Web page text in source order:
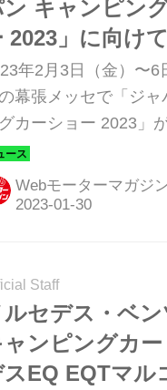
キャンピン
2023」に向け
ト デュカトを
型キャンピ
を発表
年2月3日（金）〜6
幕張メッセで「ジャ
カーショー 2023」
トイファクトリーで
カトがベースのオリ
ピングカーなどを発
Webモーターマガジ
Staff
ルセデス・ベ
ャンピングカ
スEQ EQTマル